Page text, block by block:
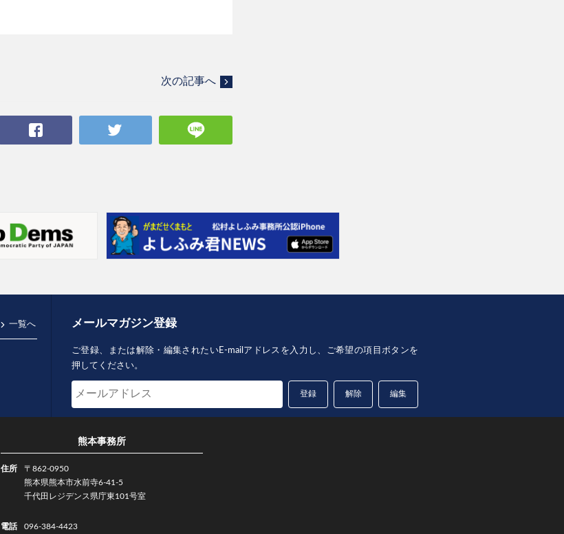
次の記事へ
Facebook
一覧へ メールマガジン登録
ご登録、または解除・編集されたいE-mailアドレスを入力し、ご希望の項目ボタンを
押してください。
熊本事務所
住所
〒862-0950
熊本県熊本市水前寺6-41-5
千代田レジデンス県庁東101号室
電話 096-384-4423